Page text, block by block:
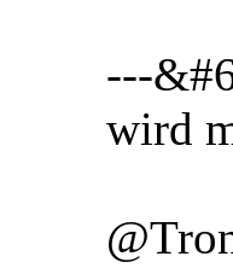
---
wird